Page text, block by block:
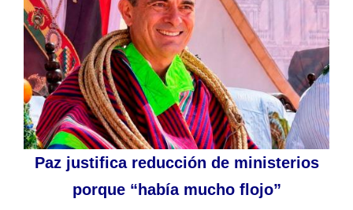
Paz justifica reducción de ministerios
porque “había mucho flojo”